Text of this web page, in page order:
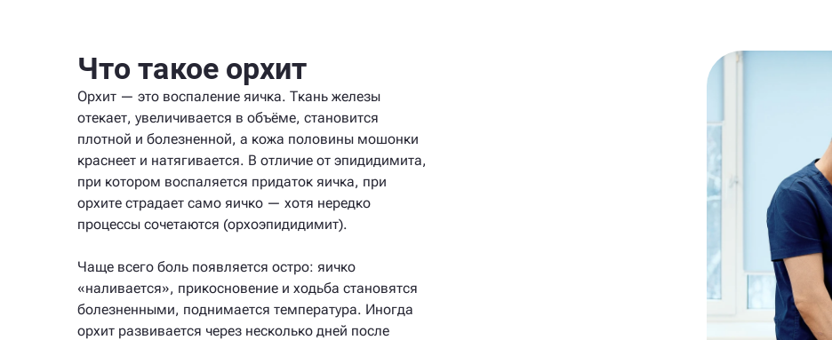
Что такое орхит
Орхит — это воспаление яичка. Ткань железы
отекает, увеличивается в объёме, становится
плотной и болезненной, а кожа половины мошонки
краснеет и натягивается. В отличие от эпидидимита,
при котором воспаляется придаток яичка, при
орхите страдает само яичко — хотя нередко
процессы сочетаются (орхоэпидидимит).
Чаще всего боль появляется остро: яичко
«наливается», прикосновение и ходьба становятся
болезненными, поднимается температура. Иногда
орхит развивается через несколько дней после